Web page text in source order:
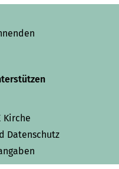
Kirche
Datenschutz